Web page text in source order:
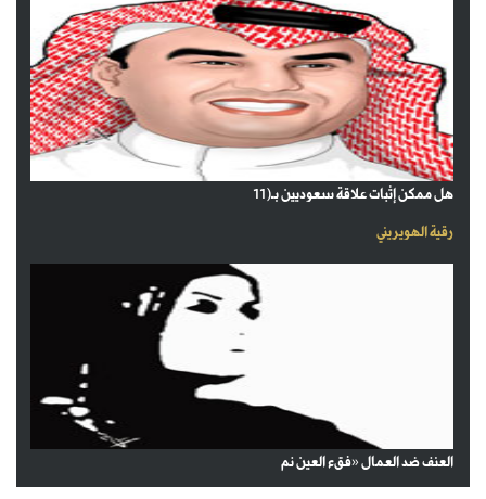
هل ممكن إثبات علاقة سعوديين بـ(11
رقية الهويريني
العنف ضد العمال «فقء العين نم